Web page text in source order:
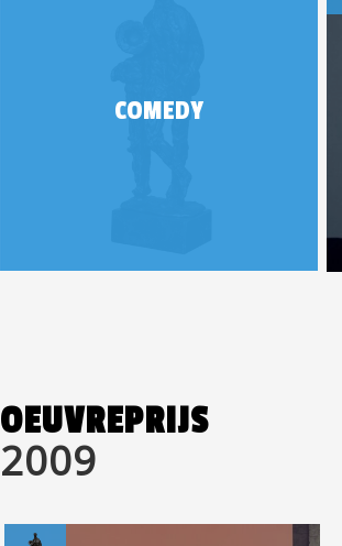
COMEDY
OEUVREPRIJS
2009